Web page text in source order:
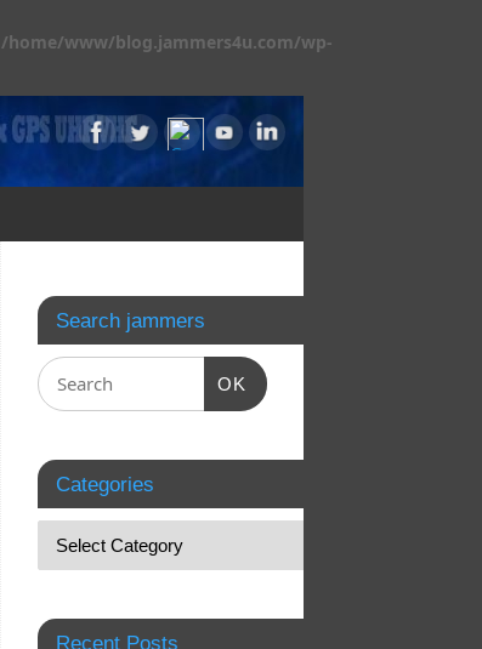
/home/www/blog.jammers4u.com/wp-
Search jammers
OK
Categories
Recent Posts